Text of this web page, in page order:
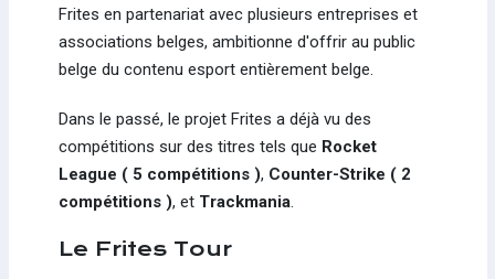
Frites en partenariat avec plusieurs entreprises et
associations belges, ambitionne d'offrir au public
belge du contenu esport entièrement belge.
Dans le passé, le projet Frites a déjà vu des
compétitions sur des titres tels que Rocket
League ( 5 compétitions ), Counter-Strike ( 2
compétitions ), et Trackmania.
Le Frites Tour